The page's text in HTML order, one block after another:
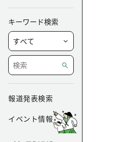
キーワード検索
報道発表検索
イベント情報